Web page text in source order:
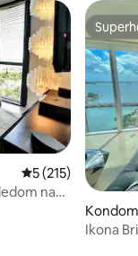
„Odabrali
Prosječna ocjena:
5 (215)
na
Ikona